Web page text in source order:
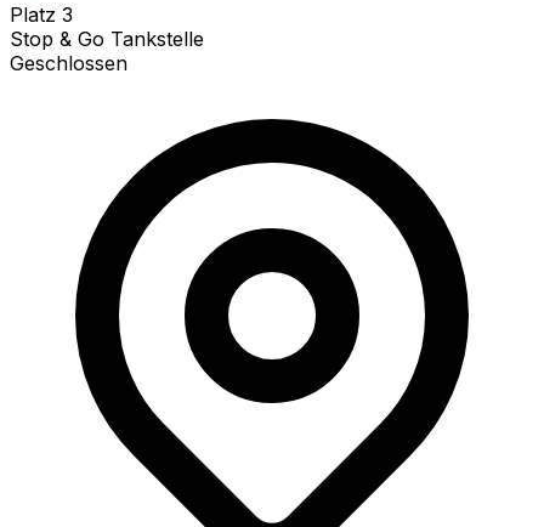
Platz 3
Stop & Go Tankstelle
Geschlossen